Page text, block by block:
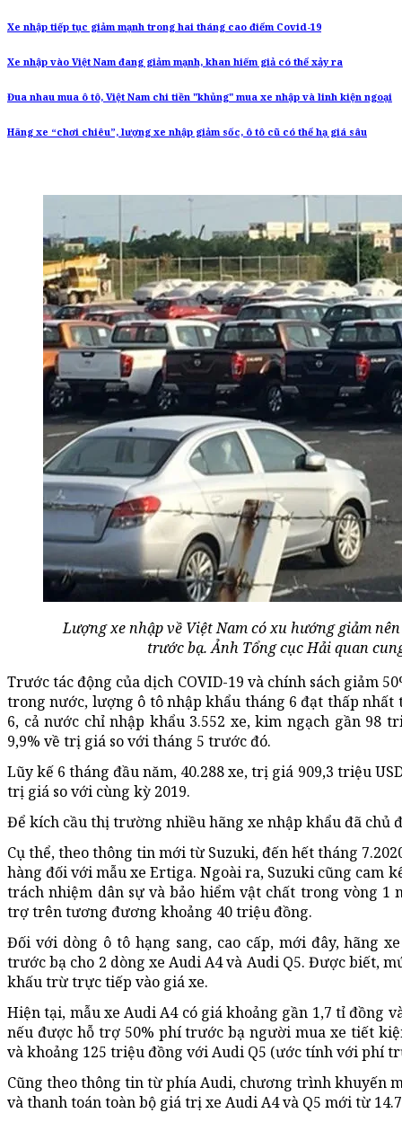
Xe nhập tiếp tục giảm mạnh trong hai tháng cao điểm Covid-19
Xe nhập vào Việt Nam đang giảm mạnh, khan hiếm giả có thể xảy ra
Đua nhau mua ô tô, Việt Nam chi tiền "khủng" mua xe nhập và linh kiện ngoại
Hãng xe “chơi chiêu”, lượng xe nhập giảm sốc, ô tô cũ có thể hạ giá sâu
Lượng xe nhập về Việt Nam có xu hướng giảm
trước bạ. Ảnh Tổng cục Hải quan
Trước tác động của dịch COVID-19 và chính sách giảm
trong nước, lượng ô tô nhập khẩu tháng 6 đạt thấp
6, cả nước chỉ nhập khẩu 3.552 xe, kim ngạch gần 98
9,9% về trị giá so với tháng 5 trước đó.
Lũy kế 6 tháng đầu năm, 40.288 xe, trị giá 909,3 triệu
trị giá so với cùng kỳ 2019.
Để kích cầu thị trường nhiều hãng xe nhập khẩu đã chủ
Cụ thể, theo thông tin mới từ Suzuki, đến hết tháng
hàng đối với mẫu xe Ertiga. Ngoài ra, Suzuki cũng cam
trách nhiệm dân sự và bảo hiểm vật chất trong vòng
trợ trên tương đương khoảng 40 triệu đồng.
Đối với dòng ô tô hạng sang, cao cấp, mới đây, hãng
trước bạ cho 2 dòng xe Audi A4 và Audi Q5. Được biết,
khấu trừ trực tiếp vào giá xe.
Hiện tại, mẫu xe Audi A4 có giá khoảng gần 1,7 tỉ đồng
nếu được hỗ trợ 50% phí trước bạ người mua xe tiết
và khoảng 125 triệu đồng với Audi Q5 (ước tính với phí
Cũng theo thông tin từ phía Audi, chương trình khuyến
và thanh toán toàn bộ giá trị xe Audi A4 và Q5 mới từ